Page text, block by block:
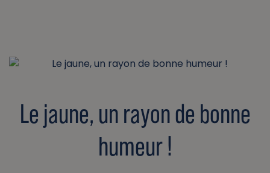
Le jaune, un rayon de bonne
humeur !